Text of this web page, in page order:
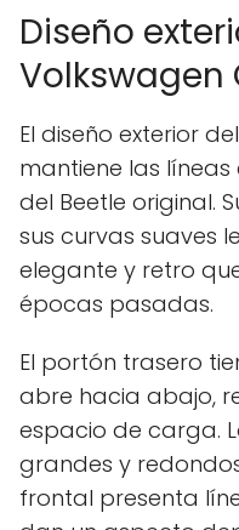
Diseño
Volkswagen
El diseño exterior
mantiene las
del Beetle original.
sus curvas suaves
elegante y retro
épocas pasadas.
El portón trasero
abre hacia abajo,
espacio de carga.
grandes y
frontal presenta